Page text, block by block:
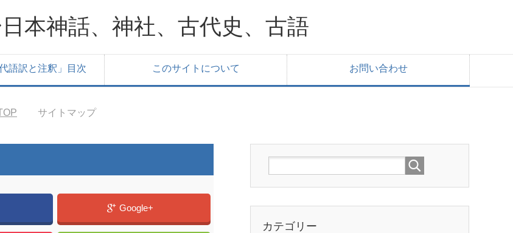
本神話、神社、古代史、古語
語訳と注釈」目次 このサイトについて お問い合わせ
サイトマップ
Google+
カテゴリー